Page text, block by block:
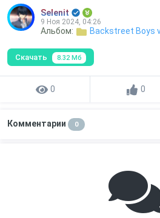
Selenit
9 Ноя 2024, 04:26
Альбом: Backstreet Boys
Скачать 8.32 Мб
0 0
Комментарии 0